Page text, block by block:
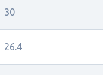
30
26.4